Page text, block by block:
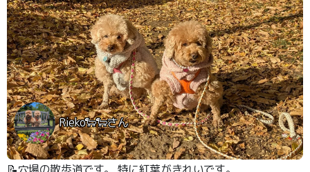
Rieko🐑🐑さん